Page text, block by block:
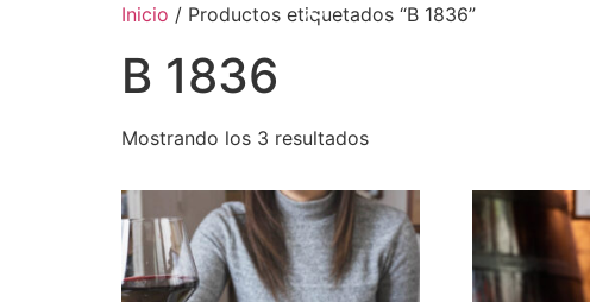
Inicio / Productos etiquetados “B 1836”
B 1836
Mostrando los 3 resultados